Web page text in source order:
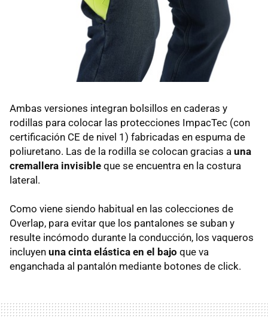
Ambas versiones integran bolsillos en caderas y
rodillas para colocar las protecciones ImpacTec (con
certificación CE de nivel 1) fabricadas en espuma de
poliuretano. Las de la rodilla se colocan gracias a una
cremallera invisible que se encuentra en la costura
lateral.
Como viene siendo habitual en las colecciones de
Overlap, para evitar que los pantalones se suban y
resulte incómodo durante la conducción, los vaqueros
incluyen una cinta elástica en el bajo que va
enganchada al pantalón mediante botones de click.